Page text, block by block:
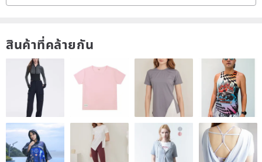
CNS, safety certification, double D buckle ensures a perfect fit
between the helmet and the head, safety first; the lining of the
helmet is made of Japanese high-quality fine fluff, the material feels
good against the skin, and is removable and washable to ensure
hygienic wearing.
/Paint quality/
สินค้าที่คล้ายกัน